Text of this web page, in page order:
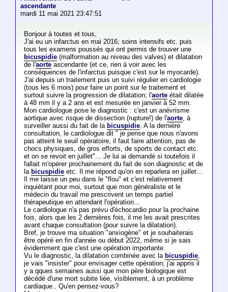
ascendante
mardi 11 mai 2021 23:47:51
Bonjour à toutes et tous,
J'ai eu un infarctus en mai 2016; soins intensifs etc. puis
tous les examens poussés qui ont permis de trouver une
bicuspidie(malformation au niveau des valves) et dilatation
de l'aorteascendante (et ce, rien à voir avec les
conséquences de l'infarctus puisque c'est sur le myocarde).
J'ai depuis un traitement puis un suivi régulier en cardiologie
(tous les 6 mois) pour faire un point sur le traitement et
surtout suivre la progression de dilatation; l'aorteétait dilatée
à 48 mm il y a 2 ans et est mesurée en janvier à 52 mm.
Mon cardiologue pose le diagnostic : c'est un anévrisme
aortique avec risque de dissection (rupture!) de l'aorte, à
surveiller aussi du fait de la bicuspidie. A la dernière
consultation, le cardiologue dit " je pense que nous n'avons
pas atteint le seuil opératoire, il faut faire attention, pas de
chocs physiques, de gros efforts, de sports de contact etc.
et on se revoit en juillet"... Je lui ai demandé si toutefois il
fallait m'opérer prochainement du fait de son diagnostic et de
la bicuspidieetc. Il me répond qu'on en reparlera en juillet...
Il me laisse un peu dans le "flou" et c'est relativement
inquiétant pour moi, surtout que mon généraliste et le
médecin du travail me prescrivent un temps partiel
thérapeutique en attendant l'opération...
Le cardiologue n'a pas prévu d'échocardio pour la prochaine
fois, alors que les 2 dernières fois, il me les avait prescrites
avant chaque consultation (pour suivre la dilatation).
Bref, je trouve ma situation "anxiogène" et je souhaiterais
être opéré en fin d'année ou début 2022, même si je sais
évidemment que c'est une opération importante.
Vu le diagnostic, la dilatation combinée avec la bicuspidie,
je vais "insister" pour envisager cette opération; j'ai appris il
y a qques semaines aussi que mon père biologique est
décédé d'une mort subite liée, visiblement, à un problème
cardiaque.. Qu'en pensez-vous?